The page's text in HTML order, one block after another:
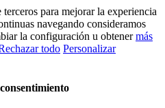
para mejorar la experiencia
navegando consideramos
la configuración u obtenermás
todo Personalizar